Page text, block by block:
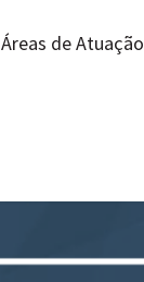
Áreas de Atuação